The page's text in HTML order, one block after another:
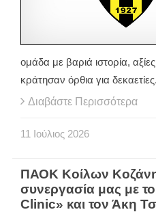
ομάδα με βαριά ιστορία,
κράτησαν όρθια για δεκαετίες.
Διαβάστε Περισσότερα
11 Ιούλιος 2026
ΠΑΟΚ Κοίλων
συνεργασία μας με
Clinic» και τον Άκη